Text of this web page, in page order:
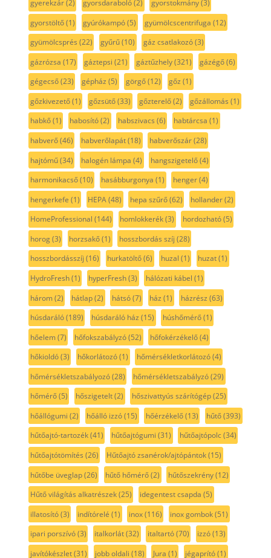
gyerekzár(2) gyorsdaraboló(2) gyorstokmány(3)
gyorstöltő(1) gyúrókampó(5) gyümölcscentrifuga (12)
gyümölcsprés (22) gyűrű(10) gáz csatlakozó(3)
gázrózsa (17) gáztepsi (21) gáztűzhely(321) gázégő(6)
gégecső(23) gépház (5) görgő(12) gőz (1)
gőzkivezető(1) gőzsütő(33) gőzterelő(2) gőzállomás (1)
habkő(1) habosító(2) habszivacs (6) habtárcsa (1)
habverő(46) habverőlapát(18) habverőszár(28)
hajtómű(34) halogén lámpa (4) hangszigetelő(4)
harmonikacső(10) hasábburgonya (1) henger(4)
hengerkefe (1) HEPA(48) hepa szűrő(62) hollander(2)
HomeProfessional (144) homlokkerék(3) hordozható(5)
horog(3) horzsakő(1) hosszbordás szíj (28)
hosszbordásszíj (16) hurkatöltő(6) huzal (1) huzat(1)
HydroFresh(1) hyperFresh(3) hálózati kábel (1)
három(2) hátlap(2) hátsó(7) ház (1) házrész (63)
húsdaráló(189) húsdaráló ház (15) húshőmérő(1)
hőelem(7) hőfokszabályzó(52) hőfokérzékelő(4)
hőkioldó(3) hőkorlátozó(1) hőmérsékletkorlátozó(4)
hőmérsékletszabályozó(28) hőmérsékletszabályzó(29)
hőmérő(5) hőszigetelt(2) hőszivattyús szárítógép(25)
hőállógumi (2) hőálló izzó(15) hőérzékelő(13) hűtő(393)
hűtőajtó-tartozék(41) hűtőajtógumi (31) hűtőajtópolc(34)
hűtőajtótömítés (26) Hűtőajtó zsanérok/ajtópántok(15)
hűtőbe üveglap(26) hűtő hőmérő(2) hűtőszekrény(12)
Hűtő világítás alkatrészek(25) idegentest csapda (5)
illatosító(3) indítórelé (1) inox(116) inox gombok(51)
ipari porszívó(3) italkorlát(32) italtartó(70) izzó(13)
javítókészlet(31) jobb oldali (18) Jura (1) jégaprító(1)